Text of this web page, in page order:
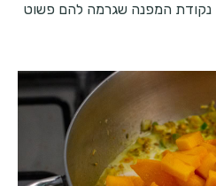
נקודת המפנה שגרמה להם פשוט